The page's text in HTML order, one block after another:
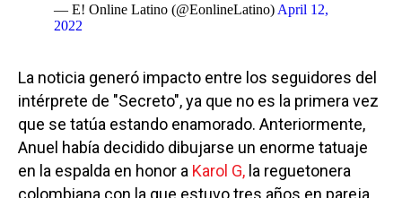
— E! Online Latino (@EonlineLatino) April 12,
2022
La noticia generó impacto entre los seguidores del
intérprete de "Secreto", ya que no es la primera vez
que se tatúa estando enamorado. Anteriormente,
Anuel había decidido dibujarse un enorme tatuaje
en la espalda en honor a Karol G, la reguetonera
colombiana con la que estuvo tres años en pareja.